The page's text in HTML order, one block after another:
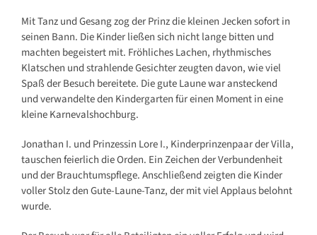
Mit Tanz und Gesang zog der Prinz die kleinen Jecken sofort in
seinen Bann. Die Kinder ließen sich nicht lange bitten und
machten begeistert mit. Fröhliches Lachen, rhythmisches
Klatschen und strahlende Gesichter zeugten davon, wie viel
Spaß der Besuch bereitete. Die gute Laune war ansteckend
und verwandelte den Kindergarten für einen Moment in eine
kleine Karnevalshochburg.
Jonathan I. und Prinzessin Lore I., Kinderprinzenpaar der Villa,
tauschen feierlich die Orden. Ein Zeichen der Verbundenheit
und der Brauchtumspflege. Anschließend zeigten die Kinder
voller Stolz den Gute-Laune-Tanz, der mit viel Applaus belohnt
wurde.